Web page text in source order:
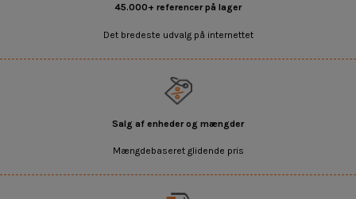
45.000+ referencer på lager
Det bredeste udvalg på internettet
Salg af enheder og mængder
Mængdebaseret glidende pris